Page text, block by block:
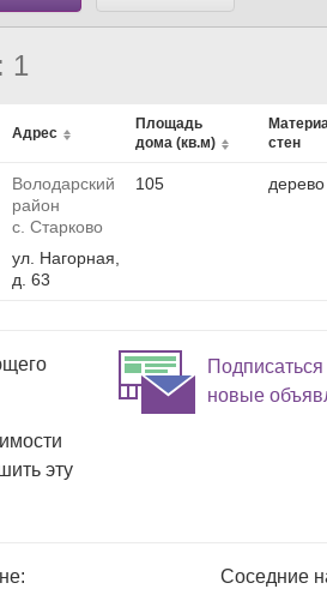
1
Адрес
Площадь
дома (кв.м)
стен
Володарский
район
с. Старково
ул. Нагорная,
д. 63
105 дерево
эту
Подписаться
новые
Соседние